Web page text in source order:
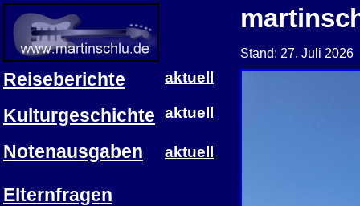
Stand: 27. Juli 2026
Reiseberichte
Kulturgeschichte
Notenausgaben
Elternfragen
aktuell
aktuell
aktuell